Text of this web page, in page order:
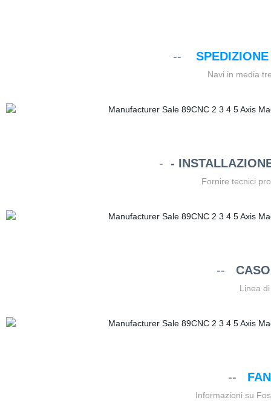
--
Navi in media
- -
Fornire tecnici
--
Linea
--
Informazioni su